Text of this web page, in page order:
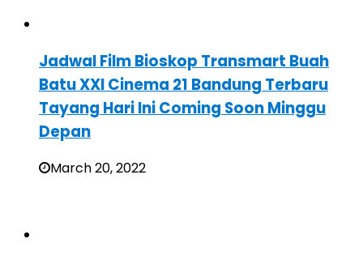
Jadwal Film Bioskop Transmart Buah
Batu XXI Cinema 21 Bandung Terbaru
Tayang Hari Ini Coming Soon Minggu
Depan
March 20, 2022